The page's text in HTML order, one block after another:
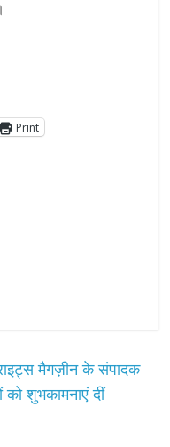
Print
मैगज़ीन के संपादक
को शुभकामनाएं दीं